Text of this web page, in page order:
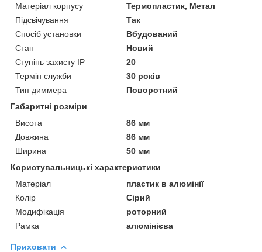
Матеріал корпусу
Термопластик, Метал
Підсвічування
Так
Спосіб установки
Вбудований
Стан
Новий
Ступінь захисту IP
20
Термін служби
30 років
Тип диммера
Поворотний
Габаритні розміри
Висота
86 мм
Довжина
86 мм
Ширина
50 мм
Користувальницькі характеристики
Матеріал
пластик в алюмінії
Колір
Сірий
Модифікація
роторний
Рамка
алюмінієва
Приховати